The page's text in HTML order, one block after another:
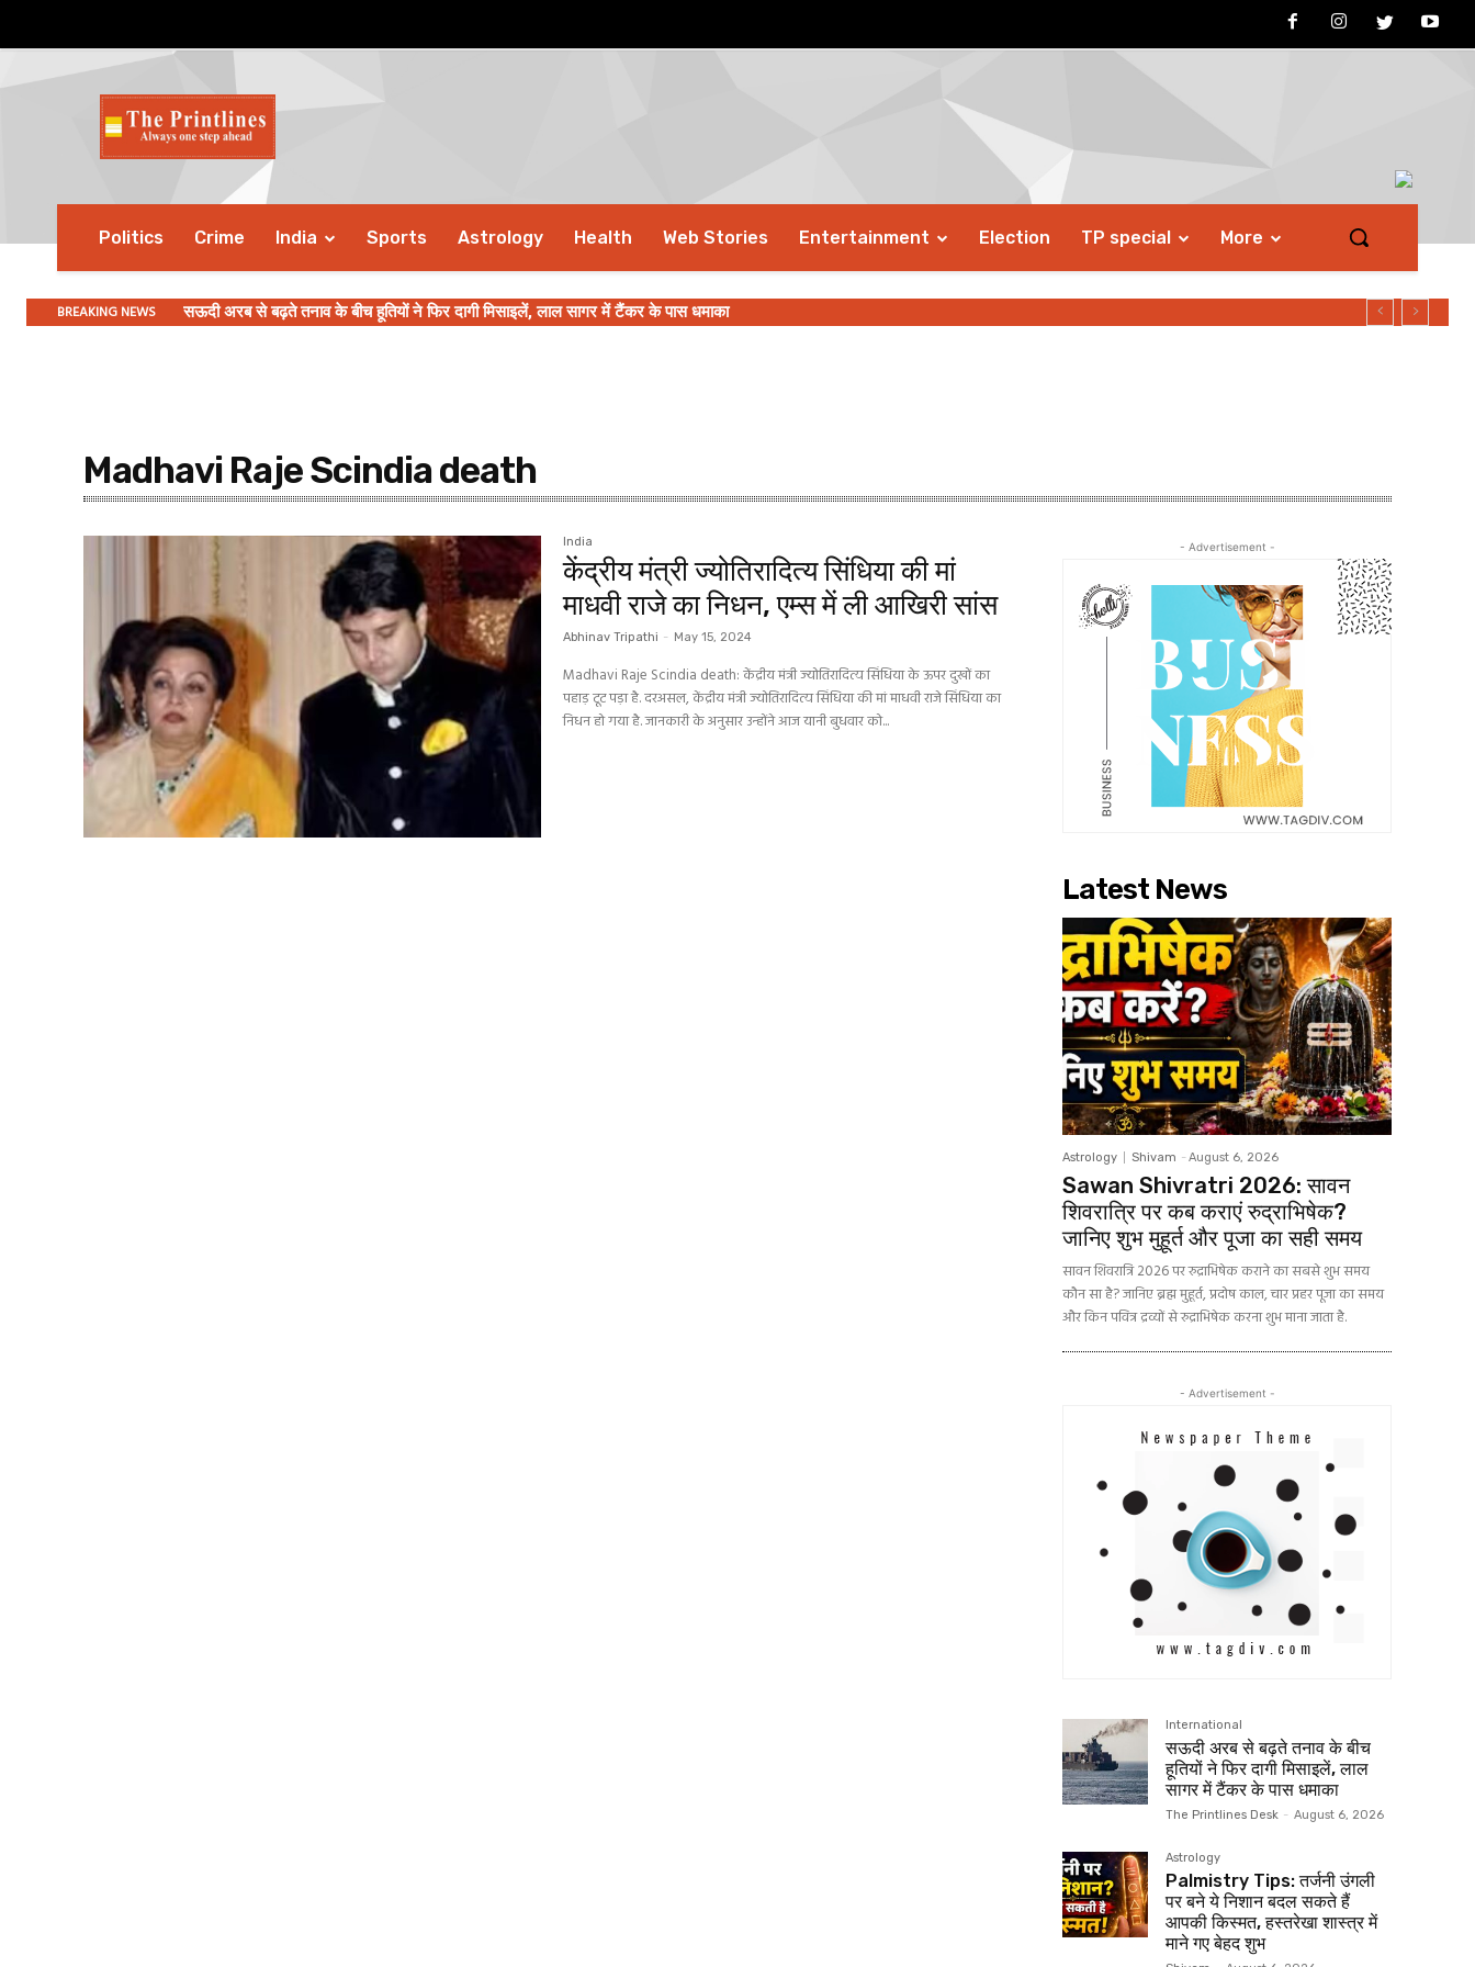
Politics Crime India Sports Astrology Health Web Stories Entertainment Election TP special More
BREAKING NEWS सऊदी अरब से बढ़ते तनाव के बीच हूतियों ने फिर दागी मिसाइलें, लाल सागर में टैंकर के पास धमाका
Madhavi Raje Scindia death
India
केंद्रीय मंत्री ज्योतिरादित्य सिंधिया की मां
माधवी राजे का निधन, एम्स में ली आखिरी सांस
Abhinav Tripathi - May 15, 2024
Madhavi Raje Scindia death: केंद्रीय मंत्री ज्योतिरादित्य सिंधिया के ऊपर दुखों का
पहाड़ टूट पड़ा है. दरअसल, केंद्रीय मंत्री ज्योतिरादित्य सिंधिया की मां माधवी राजे सिंधिया का
निधन हो गया है. जानकारी के अनुसार उन्होंने आज यानी बुधवार को...
- Advertisement -
Latest News
Astrology Shivam - August 6, 2026
Sawan Shivratri 2026: सावन
शिवरात्रि पर कब कराएं रुद्राभिषेक?
जानिए शुभ मुहूर्त और पूजा का सही समय
सावन शिवरात्रि 2026 पर रुद्राभिषेक कराने का सबसे शुभ समय
कौन सा है? जानिए ब्रह्म मुहूर्त, प्रदोष काल, चार प्रहर पूजा का समय
और किन पवित्र द्रव्यों से रुद्राभिषेक करना शुभ माना जाता है.
- Advertisement -
International
सऊदी अरब से बढ़ते तनाव के बीच
हूतियों ने फिर दागी मिसाइलें, लाल
सागर में टैंकर के पास धमाका
The Printlines Desk - August 6, 2026
Astrology
Palmistry Tips: तर्जनी उंगली
पर बने ये निशान बदल सकते हैं
आपकी किस्मत, हस्तरेखा शास्त्र में
माने गए बेहद शुभ